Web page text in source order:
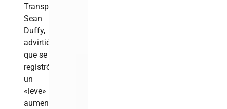
Transporte,
Sean
Duffy,
advirtió
que se
registró
un
«leve»
aumento